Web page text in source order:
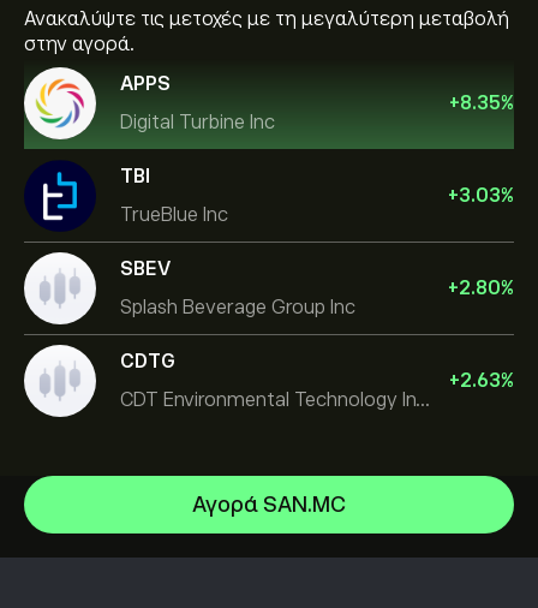
Ανακαλύψτε τις μετοχές με τη μεγαλύτερη μεταβολή
στην αγορά.
APPS
Digital Turbine Inc
+8.35%
TBI
TrueBlue Inc
+3.03%
SBEV
Splash Beverage Group Inc
+2.80%
CDTG
CDT Environmental Technology Investment Holdings L
+2.63%
Αγορά SAN.MC
Micron Technology, Inc.
Κέντρο βοήθειας